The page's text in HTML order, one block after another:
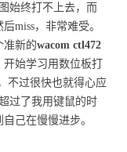
始终打不上去，而
miss，非常难受。
准新的wacom ctl472
始学习用数位板打
不过很快也就得心应
过了我用键鼠的时
己在慢慢进步。